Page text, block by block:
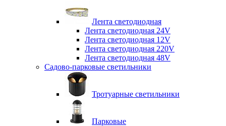
Лента светодиодная
Лента светодиодная 24V
Лента светодиодная 12V
Лента светодиодная 220V
Лента светодиодная 48V
Садово-парковые светильники
Тротуарные светильники
Парковые